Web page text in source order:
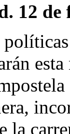
12 de
la